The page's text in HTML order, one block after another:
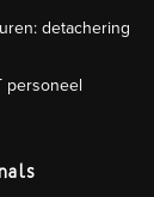
detachering
personeel